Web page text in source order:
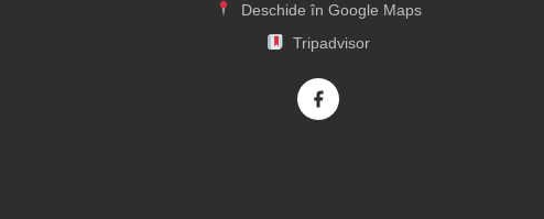
Deschide în Google Maps
Tripadvisor